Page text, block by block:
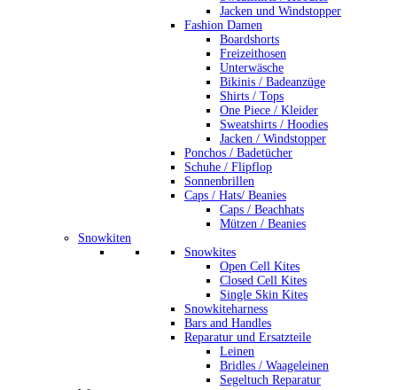
Jacken und Windstopper
Fashion Damen
Boardshorts
Freizeithosen
Unterwäsche
Bikinis / Badeanzüge
Shirts / Tops
One Piece / Kleider
Sweatshirts / Hoodies
Jacken / Windstopper
Ponchos / Badetücher
Schuhe / Flipflop
Sonnenbrillen
Caps / Hats/ Beanies
Caps / Beachhats
Mützen / Beanies
Snowkiten
Snowkites
Open Cell Kites
Closed Cell Kites
Single Skin Kites
Snowkiteharness
Bars and Handles
Reparatur und Ersatzteile
Leinen
Bridles / Waageleinen
Segeltuch Reparatur